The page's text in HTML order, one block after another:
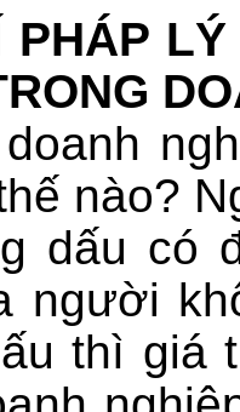
PHÁP
nào?
dấu có
người
thì giá